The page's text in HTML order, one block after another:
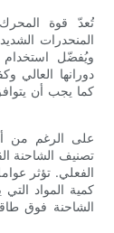
تُعدّ قوة
المنحدرات
ويُفضّل استخدام
دورانها العالي
كما يجب أن
على الرغم من
تصنيف الشاحنة
الفعلي. تؤثر
كمية المواد
الشاحنة فوق